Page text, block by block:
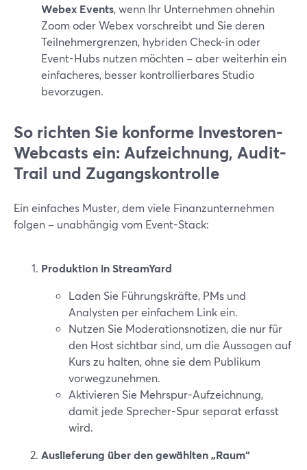
Webex Events, wenn Ihr Unternehmen ohnehin
Zoom oder Webex vorschreibt und Sie deren
Teilnehmergrenzen, hybriden Check-in oder
Event-Hubs nutzen möchten – aber weiterhin ein
einfacheres, besser kontrollierbares Studio
bevorzugen.
So richten Sie konforme Investoren-
Webcasts ein: Aufzeichnung, Audit-
Trail und Zugangskontrolle
Ein einfaches Muster, dem viele Finanzunternehmen
folgen – unabhängig vom Event-Stack:
Produktion in StreamYard
Laden Sie Führungskräfte, PMs und
Analysten per einfachem Link ein.
Nutzen Sie Moderationsnotizen, die nur für
den Host sichtbar sind, um die Aussagen auf
Kurs zu halten, ohne sie dem Publikum
vorwegzunehmen.
Aktivieren Sie Mehrspur-Aufzeichnung,
damit jede Sprecher-Spur separat erfasst
wird.
Auslieferung über den gewählten „Raum“